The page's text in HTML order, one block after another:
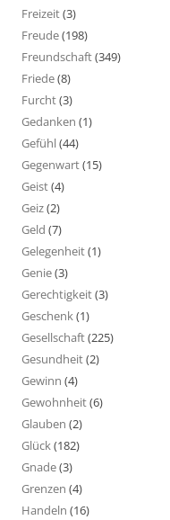
Freizeit(3)
Freude(198)
Freundschaft(349)
Friede(8)
Furcht(3)
Gedanken (1)
Gefühl(44)
Gegenwart(15)
Geist(4)
Geiz(2)
Geld (7)
Gelegenheit(1)
Genie(3)
Gerechtigkeit(3)
Geschenk(1)
Gesellschaft(225)
Gesundheit(2)
Gewinn (4)
Gewohnheit(6)
Glauben (2)
Glück(182)
Gnade(3)
Grenzen (4)
Handeln (16)